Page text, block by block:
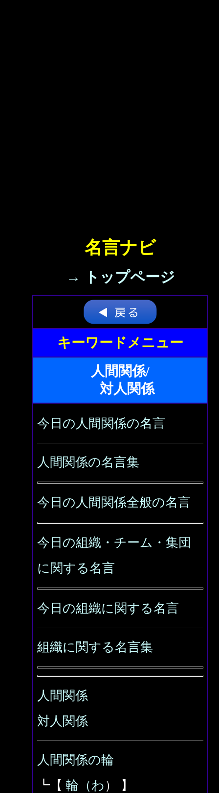
名言ナビ
→ トップページ
キーワードメニュー
人間関係/
対人関係
今日の人間関係の名言
人間関係の名言集
今日の人間関係全般の名言
今日の組織・チーム・集団
に関する名言
今日の組織に関する名言
組織に関する名言集
人間関係
対人関係
人間関係の輪
┗【 輪（わ ） 】